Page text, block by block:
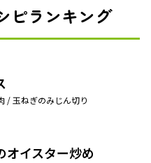
ピランキング
/ 玉ねぎのみじん切り
オイスター炒め